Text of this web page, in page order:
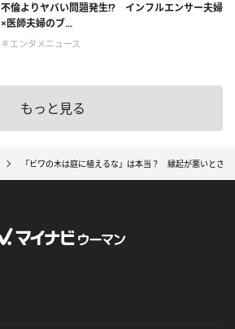
不倫よりヤバい問題発生!? インフルエンサー夫婦
×医師夫婦のブ...
＃エンタメニュース
もっと見る
「ビワの木は庭に植えるな」は本当？ 縁起が悪いとさ